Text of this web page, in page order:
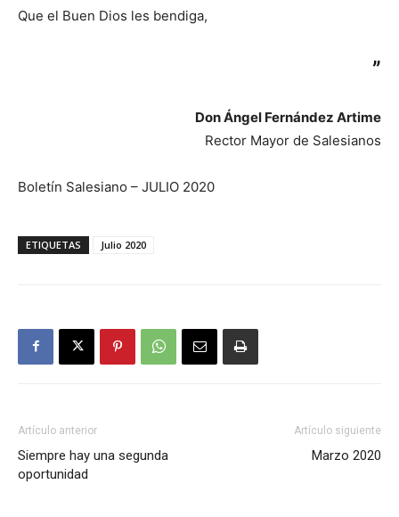
Que el Buen Dios les bendiga,
”
Don Ángel Fernández Artime
Rector Mayor de Salesianos
Boletín Salesiano – JULIO 2020
ETIQUETAS Julio 2020
Artículo anterior
Siempre hay una segunda
oportunidad
Artículo siguiente
Marzo 2020